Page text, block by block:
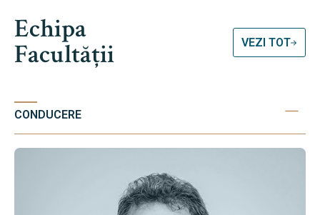
Echipa
Facultății VEZI TOT
CONDUCERE